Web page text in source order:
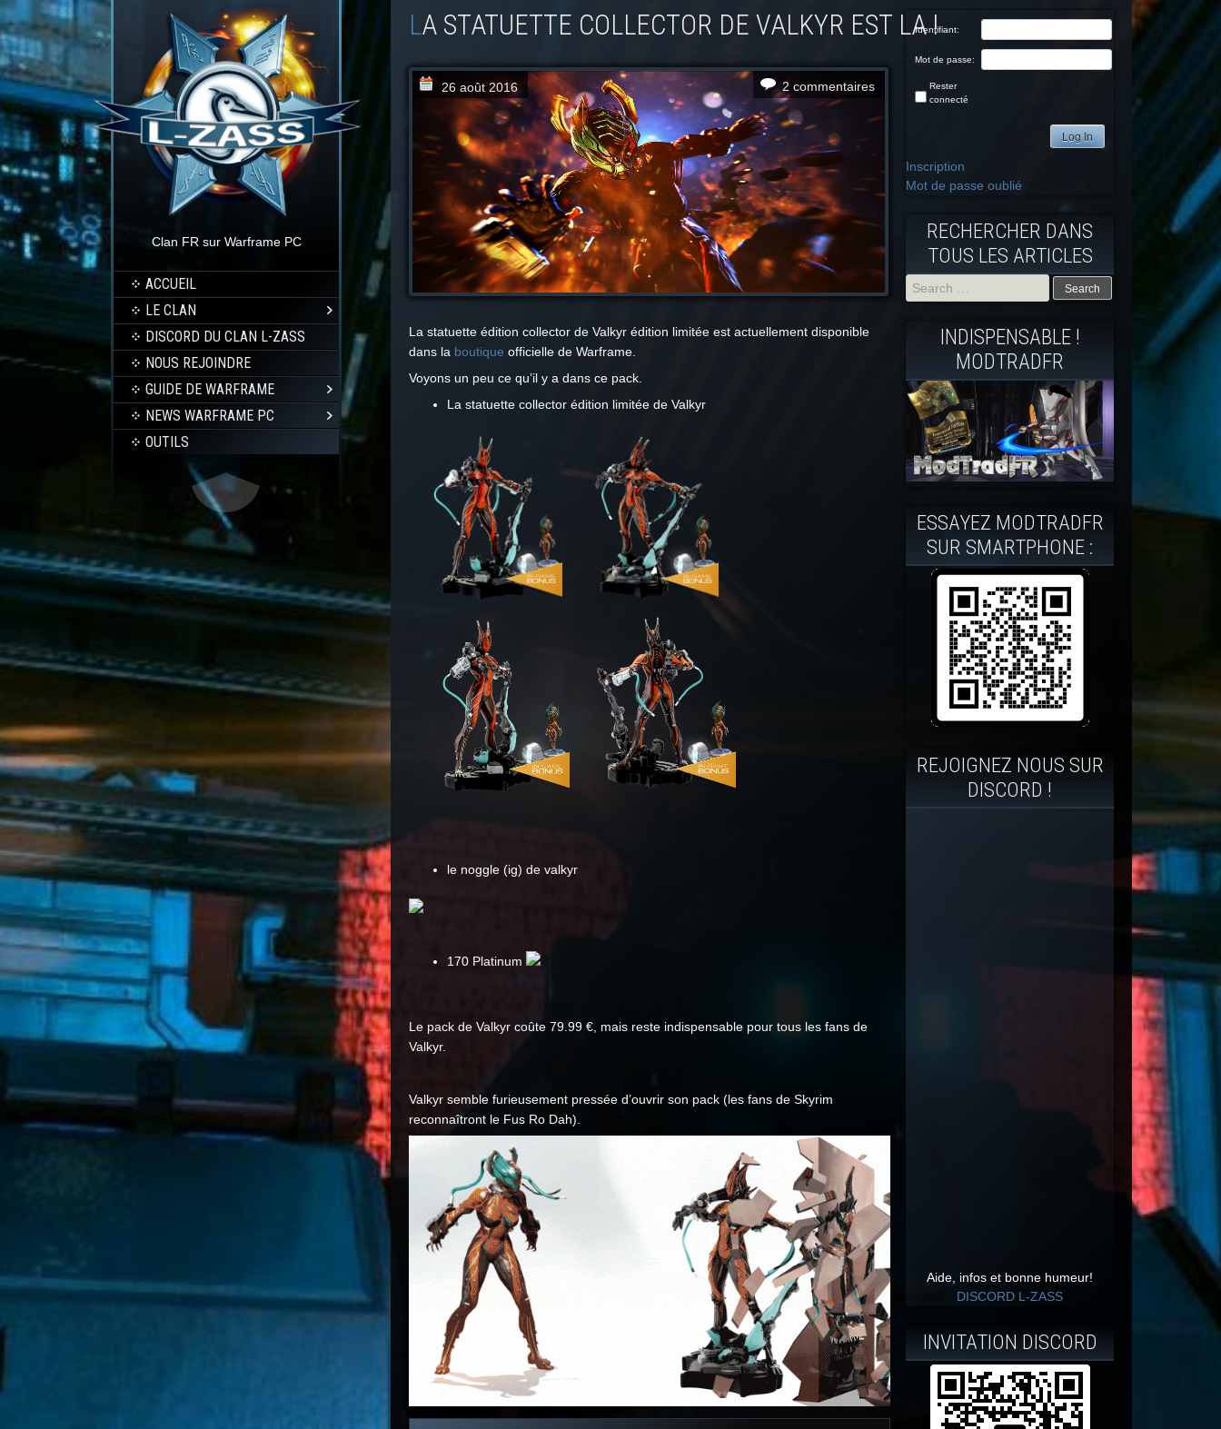
Clan FR sur Warframe PC
ACCUEIL
LE CLAN
DISCORD DU CLAN L-ZASS
NOUS REJOINDRE
GUIDE DE WARFRAME
NEWS WARFRAME PC
OUTILS
LA STATUETTE COLLECTOR DE VALKYR EST LA !
26 août 2016 2 commentaires
La statuette édition collector de Valkyr édition limitée est actuellement disponible
dans la boutique officielle de Warframe.
Voyons un peu ce qu’il y a dans ce pack.
La statuette collector édition limitée de Valkyr
le noggle (ig) de valkyr
170 Platinum
Le pack de Valkyr coûte 79.99 €, mais reste indispensable pour tous les fans de
Valkyr.
Valkyr semble furieusement pressée d’ouvrir son pack (les fans de Skyrim
reconnaîtront le Fus Ro Dah).
Identifiant:
Mot de passe:
Rester
connecté
Log In
Inscription
Mot de passe oublié
RECHERCHER DANS
TOUS LES ARTICLES
Search
for:
INDISPENSABLE !
MODTRADFR
ESSAYEZ MODTRADFR
SUR SMARTPHONE :
REJOIGNEZ NOUS SUR
DISCORD !
Aide, infos et bonne humeur!
DISCORD L-ZASS
INVITATION DISCORD